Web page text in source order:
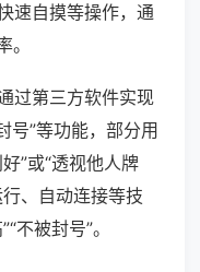
速自摸等操作，通
过第三方软件实现
号”等功能，部分用
”或“透视他人牌
、自动连接等技
不被封号”。